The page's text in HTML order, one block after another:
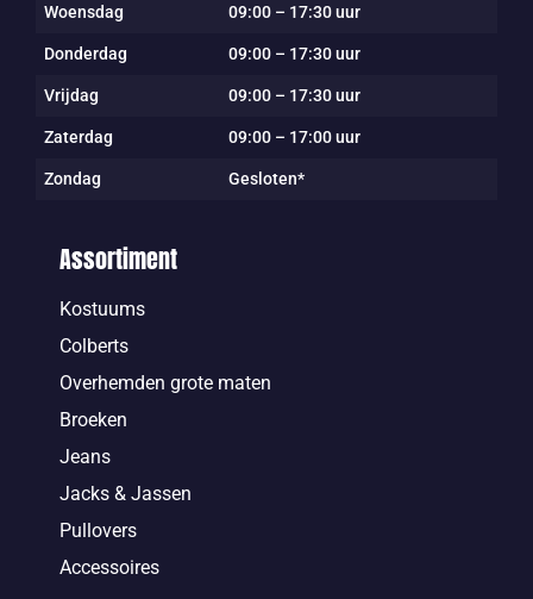
Woensdag 09:00 – 17:30 uur
Donderdag 09:00 – 17:30 uur
Vrijdag 09:00 – 17:30 uur
Zaterdag 09:00 – 17:00 uur
Zondag Gesloten*
Assortiment
Kostuums
Colberts
Overhemden grote maten
Broeken
Jeans
Jacks & Jassen
Pullovers
Accessoires